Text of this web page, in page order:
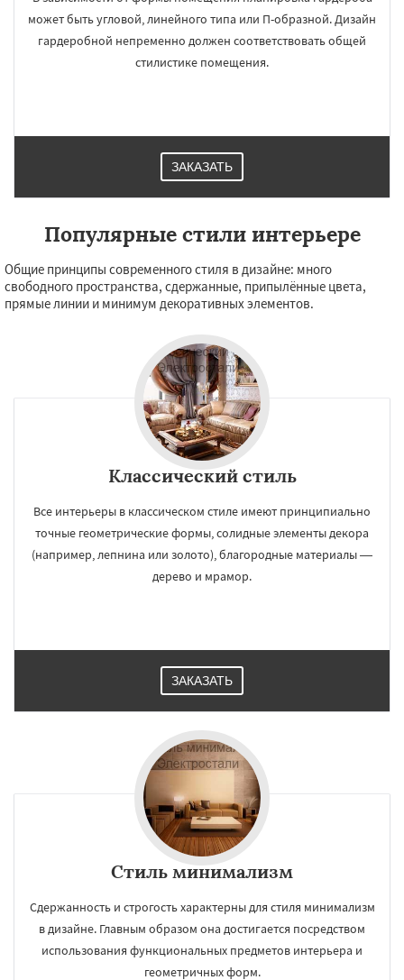
может быть угловой, линейного типа или П-образной. Дизайн
гардеробной непременно должен соответствовать общей
стилистике помещения.
ЗАКАЗАТЬ
Популярные стили интерьере
Общие принципы современного стиля в дизайне: много
свободного пространства, сдержанные, припылённые цвета,
прямые линии и минимум декоративных элементов.
Классический стиль
Все интерьеры в классическом стиле имеют принципиально
точные геометрические формы, солидные элементы декора
(например, лепнина или золото), благородные материалы —
дерево и мрамор.
ЗАКАЗАТЬ
Стиль минимализм
Сдержанность и строгость характерны для стиля минимализм
в дизайне. Главным образом она достигается посредством
использования функциональных предметов интерьера и
геометричных форм.